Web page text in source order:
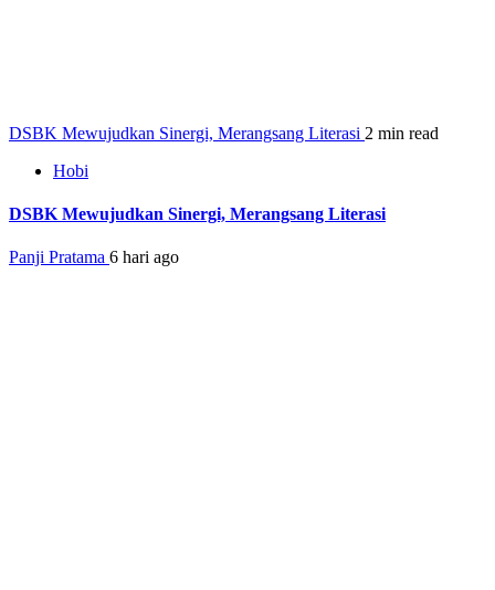
DSBK Mewujudkan Sinergi, Merangsang Literasi 2 min read
Hobi
DSBK Mewujudkan Sinergi, Merangsang Literasi
Panji Pratama 6 hari ago